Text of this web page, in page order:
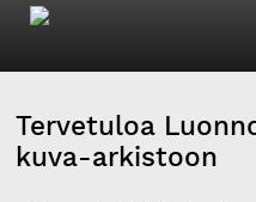
Tervetuloa
kuva-arkistoon